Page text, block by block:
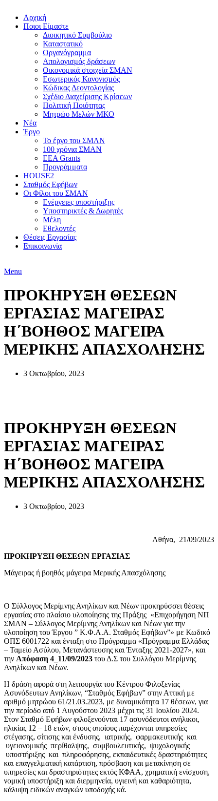
Αρχική
Ποιοι Είμαστε
Διοικητικό Συμβούλιο
Καταστατικό
Οργανόγραμμα
Απολογισμός δράσεων
Οικονομικά στοιχεία ΣΜΑΝ
Εσωτερικός Κανονισμός
Κώδικας Δεοντολογίας
Σχέδιο Διαχείρισης Κρίσεων
Πολιτική Ποιότητας
Μητρώο Μελών ΜΚΟ
Νέα
Έργο
Το έργο του ΣΜΑΝ
100 χρόνια ΣΜΑΝ
EEA Grants
Προγράμματα
HOUSE2
Σταθμός Εφήβων
Οι Φίλοι του ΣΜΑΝ
Ενέργειες υποστήριξης
Υποστηρικτές & Δωρητές
Μέλη
Εθελοντές
Θέσεις Εργασίας
Επικοινωνία
Menu
ΠΡΟΚΗΡΥΞΗ ΘΕΣΕΩΝ
ΕΡΓΑΣΙΑΣ ΜΑΓΕΙΡΑΣ
Η΄ΒΟΗΘΟΣ ΜΑΓΕΙΡΑ
ΜΕΡΙΚΗΣ ΑΠΑΣΧΟΛΗΣΗΣ
3 Οκτωβρίου, 2023
ΠΡΟΚΗΡΥΞΗ ΘΕΣΕΩΝ
ΕΡΓΑΣΙΑΣ ΜΑΓΕΙΡΑΣ
Η΄ΒΟΗΘΟΣ ΜΑΓΕΙΡΑ
ΜΕΡΙΚΗΣ ΑΠΑΣΧΟΛΗΣΗΣ
3 Οκτωβρίου, 2023
Αθήνα, 21/09/2023
ΠΡΟΚΗΡΥΞΗ ΘΕΣΕΩΝ ΕΡΓΑΣΙΑΣ
Μάγειρας ή βοηθός μάγειρα Μερικής Απασχόλησης
Ο Σύλλογος Μερίμνης Ανηλίκων και Νέων προκηρύσσει θέσεις
εργασίας στο πλαίσιο υλοποίησης της Πράξης «Επιχορήγηση ΝΠ
ΣΜΑΝ – Σύλλογος Μερίμνης Ανηλίκων και Νέων για την
υλοποίηση του Έργου ” Κ.Φ.Α.Α. Σταθμός Εφήβων”» με Κωδικό
ΟΠΣ 6001722 και ένταξη στο Πρόγραμμα «Πρόγραμμα Ελλάδας
– Ταμείο Ασύλου, Μετανάστευσης και Ένταξης 2021-2027», και
την Απόφαση 4_11/09/2023 του Δ.Σ του Συλλόγου Μερίμνης
Ανηλίκων και Νέων.
Η δράση αφορά στη λειτουργία του Κέντρου Φιλοξενίας
Ασυνόδευτων Ανηλίκων, “Σταθμός Εφήβων” στην Αττική με
αριθμό μητρώου 61/21.03.2023, με δυναμικότητα 17 θέσεων, για
την περίοδο από 1 Αυγούστου 2023 μέχρι τις 31 Ιουλίου 2024.
Στον Σταθμό Εφήβων φιλοξενούνται 17 ασυνόδευτοι ανήλικοι,
ηλικίας 12 – 18 ετών, στους οποίους παρέχονται υπηρεσίες
στέγασης, σίτισης και ένδυσης, ιατρικής, φαρμακευτικής και
υγειονομικής περίθαλψης, συμβουλευτικής, ψυχολογικής
υποστήριξης και πληροφόρησης, εκπαιδευτικές δραστηριότητες
και επαγγελματική κατάρτιση, πρόσβαση και μετακίνηση σε
υπηρεσίες και δραστηριότητες εκτός ΚΦΑΑ, χρηματική ενίσχυση,
νομική υποστήριξη και διερμηνεία, υγιεινή και καθαριότητα,
κάλυψη ειδικών αναγκών υποδοχής κά.